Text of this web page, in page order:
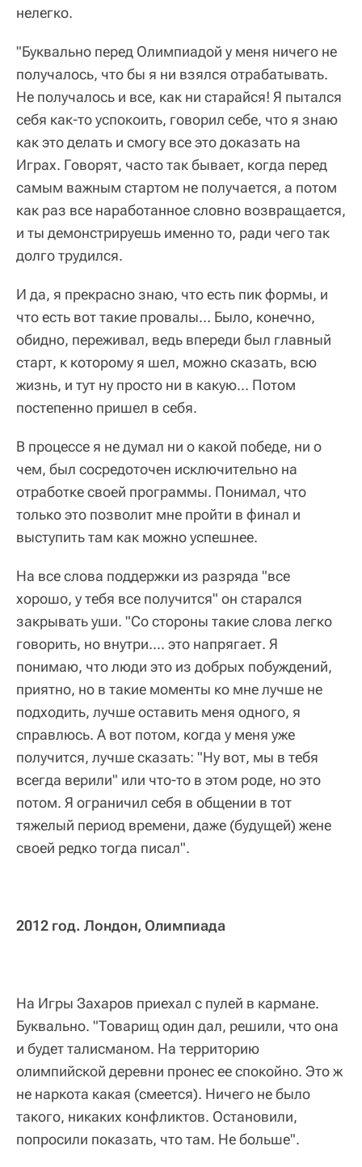
нелегко.
"Буквально перед Олимпиадой у меня ничего не
получалось, что бы я ни взялся отрабатывать.
Не получалось и все, как ни старайся! Я пытался
себя как-то успокоить, говорил себе, что я знаю
как это делать и смогу все это доказать на
Играх. Говорят, часто так бывает, когда перед
самым важным стартом не получается, а потом
как раз все наработанное словно возвращается,
и ты демонстрируешь именно то, ради чего так
долго трудился.
И да, я прекрасно знаю, что есть пик формы, и
что есть вот такие провалы... Было, конечно,
обидно, переживал, ведь впереди был главный
старт, к которому я шел, можно сказать, всю
жизнь, и тут ну просто ни в какую... Потом
постепенно пришел в себя.
В процессе я не думал ни о какой победе, ни о
чем, был сосредоточен исключительно на
отработке своей программы. Понимал, что
только это позволит мне пройти в финал и
выступить там как можно успешнее.
На все слова поддержки из разряда "все
хорошо, у тебя все получится" он старался
закрывать уши. "Со стороны такие слова легко
говорить, но внутри.... это напрягает. Я
понимаю, что люди это из добрых побуждений,
приятно, но в такие моменты ко мне лучше не
подходить, лучше оставить меня одного, я
справлюсь. А вот потом, когда у меня уже
получится, лучше сказать: "Ну вот, мы в тебя
всегда верили" или что-то в этом роде, но это
потом. Я ограничил себя в общении в тот
тяжелый период времени, даже (будущей) жене
своей редко тогда писал".
2012 год. Лондон, Олимпиада
На Игры Захаров приехал с пулей в кармане.
Буквально. "Товарищ один дал, решили, что она
и будет талисманом. На территорию
олимпийской деревни пронес ее спокойно. Это ж
не наркота какая (смеется). Ничего не было
такого, никаких конфликтов. Остановили,
попросили показать, что там. Не больше".